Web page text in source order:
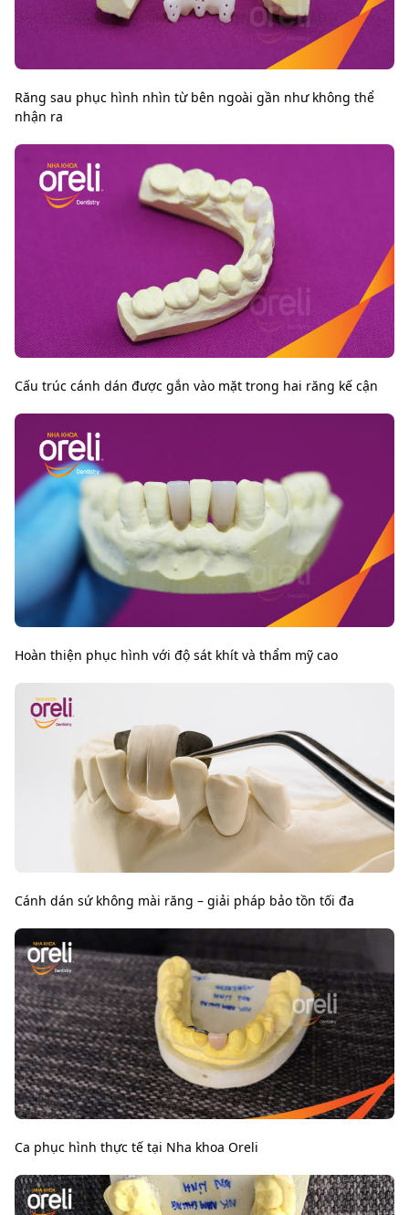
Răng sau phục hình nhìn từ bên ngoài gần như không thể
nhận ra
Cấu trúc cánh dán được gắn vào mặt trong hai răng kế cận
Hoàn thiện phục hình với độ sát khít và thẩm mỹ cao
Cánh dán sứ không mài răng – giải pháp bảo tồn tối đa
Ca phục hình thực tế tại Nha khoa Oreli